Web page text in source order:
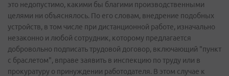
это недопустимо, какими бы благими производственными
целями ни объяснялось. По его словам, внедрение подобных
устройств, в том числе при дистанционной работе, изначально
незаконно и любой сотрудник, которому предлагается
добровольно подписать трудовой договор, включающий "пункт
с браслетом", вправе заявить в инспекцию по труду или в
прокуратуру о принуждении работодателя. В этом случае к